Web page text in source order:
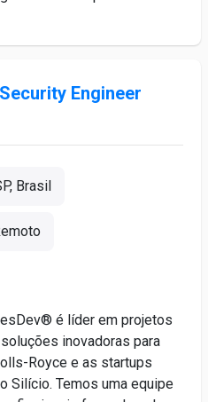
Engineer
Brasil
é líder em projetos
inovadoras para
Royce e as startups
Silício. Temos uma equipe